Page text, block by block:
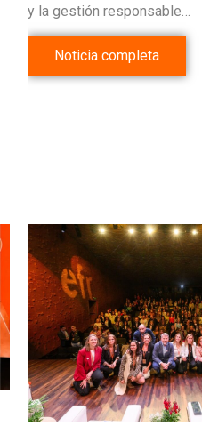
y la gestión responsable…
Noticia completa